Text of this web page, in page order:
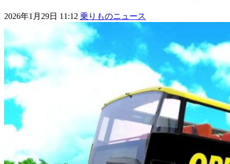
2026年1月29日 11:12 乗りものニュース